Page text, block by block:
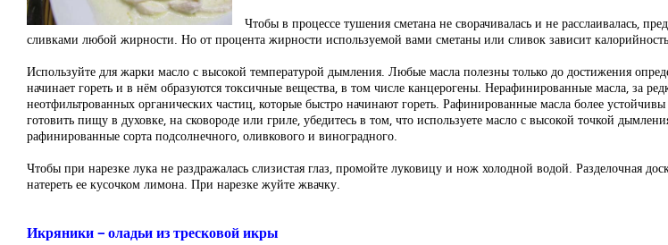
Чтобы в процессе тушения сметана не сворачивалась и не расслаивалась,
сливками любой жирности. Но от процента жирности используемой вами сметаны или сливок зависит
Используйте для жарки масло с высокой температурой дымления. Любые масла полезны только до достижения
начинает гореть и в нём образуются токсичные вещества, в том числе канцерогены. Нерафинированные масла,
неотфильтрованных органических частиц, которые быстро начинают гореть. Рафинированные масла более
готовить пищу в духовке, на сковороде или гриле, убедитесь в том, что используете масло с высокой точкой
рафинированные сорта подсолнечного, оливкового и виноградного.
Чтобы при нарезке лука не раздражалась слизистая глаз, промойте луковицу и нож холодной водой. Разделочная
натереть ее кусочком лимона. При нарезке жуйте жвачку.
Икряники – оладьи из тресковой икры